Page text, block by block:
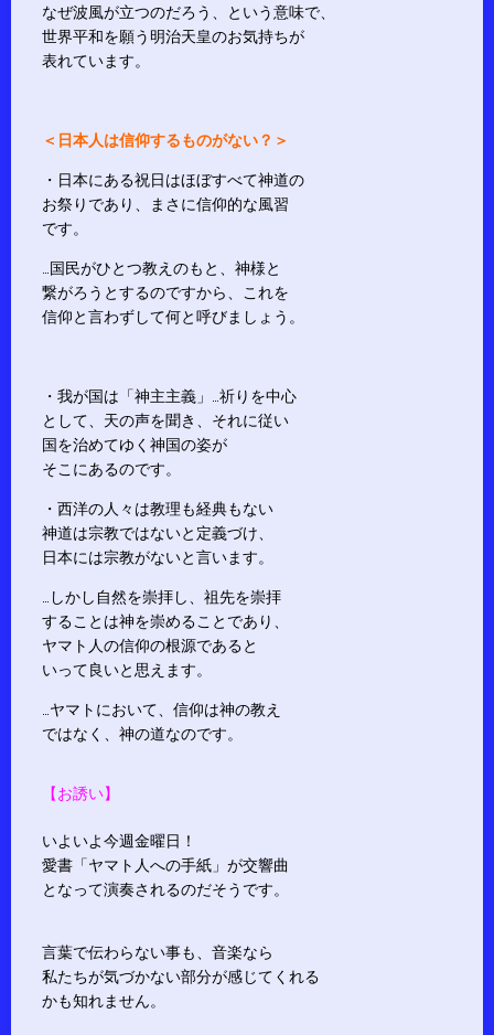
なぜ波風が立つのだろう、という意味で、
世界平和を願う明治天皇のお気持ちが
表れています。
＜日本人は信仰するものがない？＞
・日本にある祝日はほぼすべて神道の
お祭りであり、まさに信仰的な風習
です。
…国民がひとつ教えのもと、神様と
繋がろうとするのですから、これを
信仰と言わずして何と呼びましょう。
・我が国は「神主主義」…祈りを中心
として、天の声を聞き、それに従い
国を治めてゆく神国の姿が
そこにあるのです。
・西洋の人々は教理も経典もない
神道は宗教ではないと定義づけ、
日本には宗教がないと言います。
…しかし自然を崇拝し、祖先を崇拝
することは神を崇めることであり、
ヤマト人の信仰の根源であると
いって良いと思えます。
…ヤマトにおいて、信仰は神の教え
ではなく、神の道なのです。
【お誘い】
いよいよ今週金曜日！
愛書「ヤマト人への手紙」が交響曲
となって演奏されるのだそうです。
言葉で伝わらない事も、音楽なら
私たちが気づかない部分が感じてくれる
かも知れません。